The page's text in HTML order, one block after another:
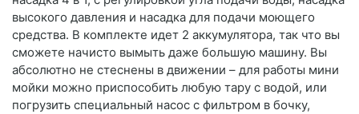
высокого давления и насадка для подачи моющего
средства. В комплекте идет 2 аккумулятора, так что вы
сможете начисто вымыть даже большую машину. Вы
абсолютно не стеснены в движении – для работы мини
мойки можно приспособить любую тару с водой, или
погрузить специальный насос с фильтром в бочку,